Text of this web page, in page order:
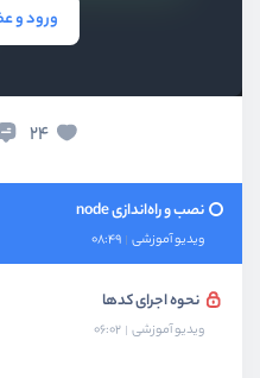
ورود و
24مفاهیم ابتدایی node
نصب و راه‌اندازی node
ویدیو آموزشی 08:49
نحوه اجرای کدها
ویدیو آموزشی 06:02